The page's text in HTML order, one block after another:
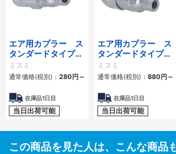
エア用カプラー ス
タンダードタイプ
おねじプラグ
ミスミ
通常価格(税別)： 280 円 ～
在庫品1日目
当日出荷可能
エア用カプラー ス
タンダードタイプ
おねじソケット
ミスミ
通常価格(税別)： 880 円 ～
在庫品1日目
当日出荷可能
この商品を見た人は、こんな商品